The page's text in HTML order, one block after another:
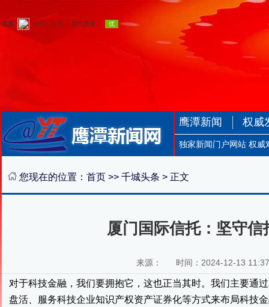
鹰潭新闻 权威
独家新闻门户网站 权威
您现在的位置： 首页 >> 千城头条 > 正文
厦门国际信托：坚守
来源： 时间：2024-12-13
对于科技金融，我们要拥抱它，这也正当其时。我们主要通
盘活、服务科技企业知识产权资产证券化等方式来布局科技